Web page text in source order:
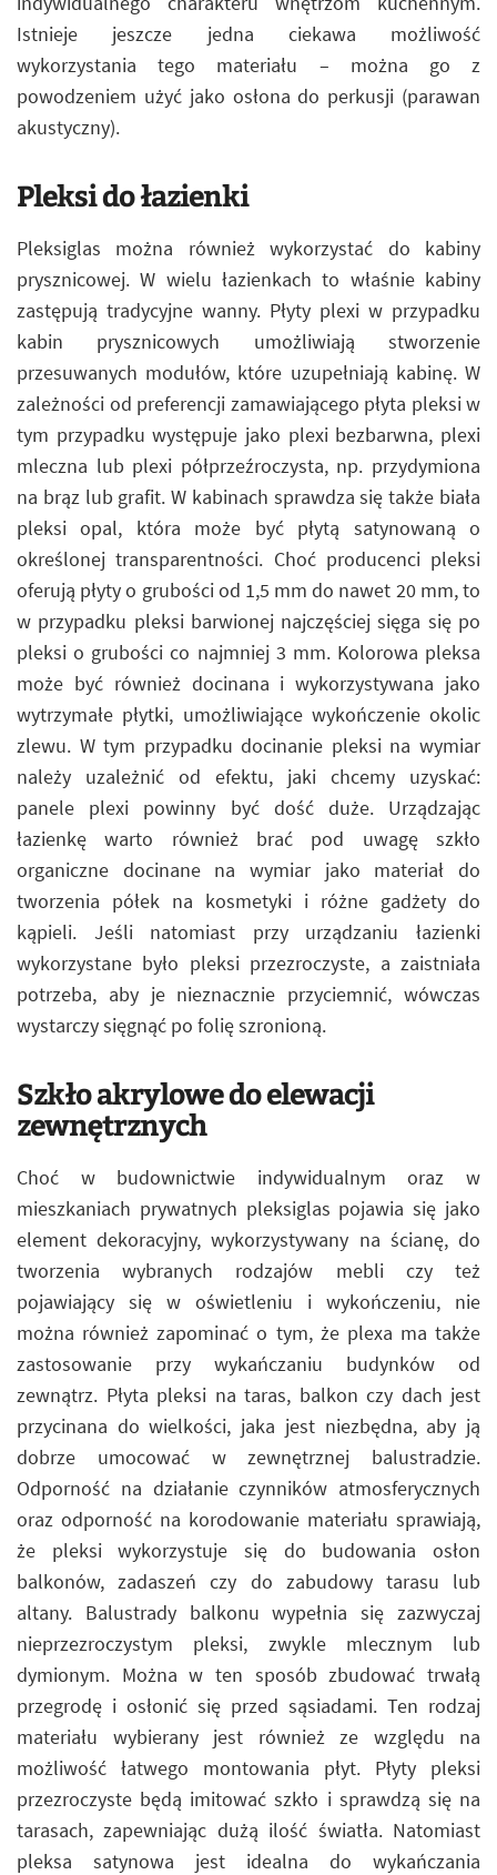
Istnieje jeszcze jedna ciekawa możliwość
wykorzystania tego materiału – można go z
powodzeniem użyć jako osłona do perkusji (parawan
akustyczny).
Pleksi do łazienki
Pleksiglas można również wykorzystać do kabiny
prysznicowej. W wielu łazienkach to właśnie kabiny
zastępują tradycyjne wanny. Płyty plexi w przypadku
kabin prysznicowych umożliwiają stworzenie
przesuwanych modułów, które uzupełniają kabinę. W
zależności od preferencji zamawiającego płyta pleksi w
tym przypadku występuje jako plexi bezbarwna, plexi
mleczna lub plexi półprzeźroczysta, np. przydymiona
na brąz lub grafit. W kabinach sprawdza się także biała
pleksi opal, która może być płytą satynowaną o
określonej transparentności. Choć producenci pleksi
oferują płyty o grubości od 1,5 mm do nawet 20 mm, to
w przypadku pleksi barwionej najczęściej sięga się po
pleksi o grubości co najmniej 3 mm. Kolorowa pleksa
może być również docinana i wykorzystywana jako
wytrzymałe płytki, umożliwiające wykończenie okolic
zlewu. W tym przypadku docinanie pleksi na wymiar
należy uzależnić od efektu, jaki chcemy uzyskać:
panele plexi powinny być dość duże. Urządzając
łazienkę warto również brać pod uwagę szkło
organiczne docinane na wymiar jako materiał do
tworzenia półek na kosmetyki i różne gadżety do
kąpieli. Jeśli natomiast przy urządzaniu łazienki
wykorzystane było pleksi przezroczyste, a zaistniała
potrzeba, aby je nieznacznie przyciemnić, wówczas
wystarczy sięgnąć po folię szronioną.
Szkło akrylowe do elewacji
zewnętrznych
Choć w budownictwie indywidualnym oraz w
mieszkaniach prywatnych pleksiglas pojawia się jako
element dekoracyjny, wykorzystywany na ścianę, do
tworzenia wybranych rodzajów mebli czy też
pojawiający się w oświetleniu i wykończeniu, nie
można również zapominać o tym, że plexa ma także
zastosowanie przy wykańczaniu budynków od
zewnątrz. Płyta pleksi na taras, balkon czy dach jest
przycinana do wielkości, jaka jest niezbędna, aby ją
dobrze umocować w zewnętrznej balustradzie.
Odporność na działanie czynników atmosferycznych
oraz odporność na korodowanie materiału sprawiają,
że pleksi wykorzystuje się do budowania osłon
balkonów, zadaszeń czy do zabudowy tarasu lub
altany. Balustrady balkonu wypełnia się zazwyczaj
nieprzezroczystym pleksi, zwykle mlecznym lub
dymionym. Można w ten sposób zbudować trwałą
przegrodę i osłonić się przed sąsiadami. Ten rodzaj
materiału wybierany jest również ze względu na
możliwość łatwego montowania płyt. Płyty pleksi
przezroczyste będą imitować szkło i sprawdzą się na
tarasach, zapewniając dużą ilość światła. Natomiast
pleksa satynowa jest idealna do wykańczania